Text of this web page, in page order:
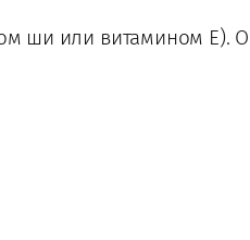
ши или витамином E).